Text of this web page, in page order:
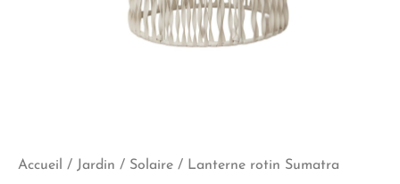
Accueil / Jardin / Solaire / Lanterne rotin Sumatra